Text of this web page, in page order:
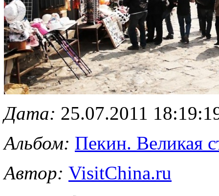
Дата: 25.07.2011
Альбом: Пекин. Великая
Автор: VisitChina.ru